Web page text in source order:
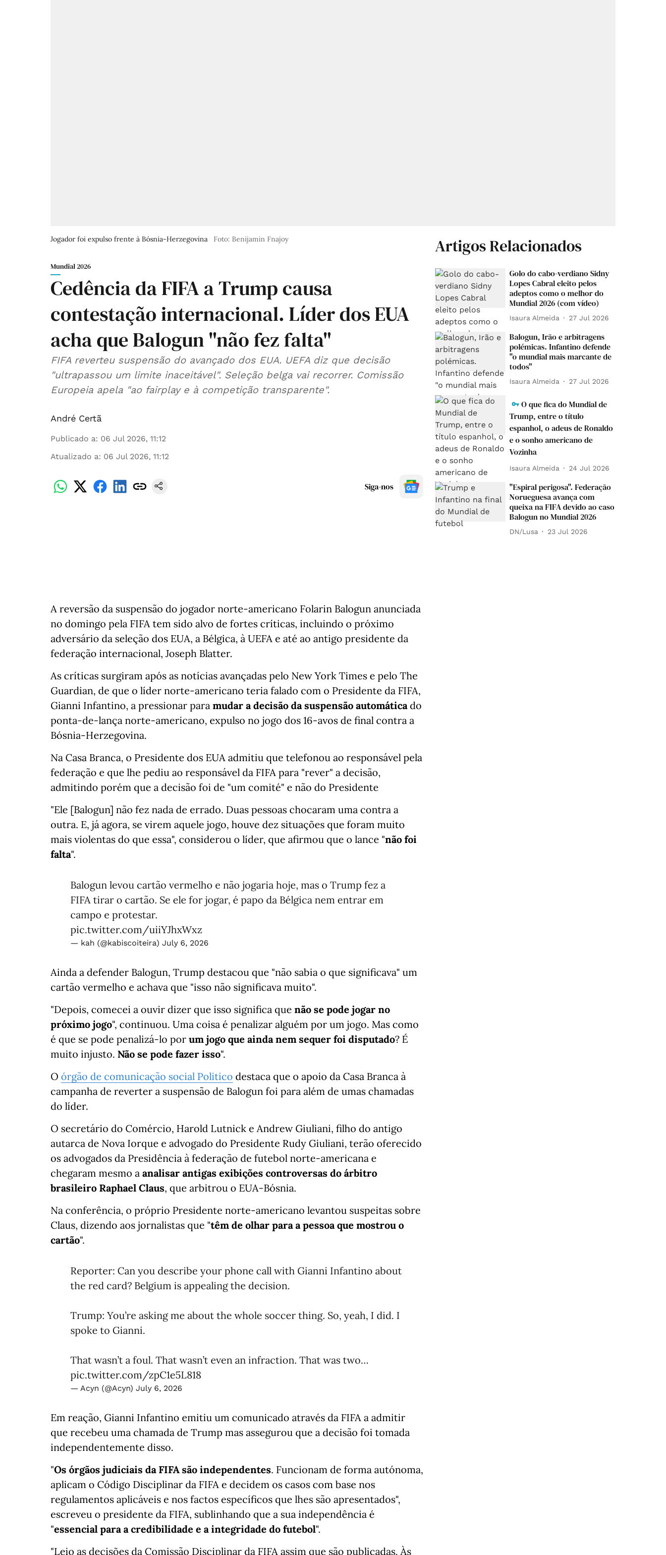
Jogador foi expulso frente à Bósnia-Herzegovina Foto: Benijamin Fnajoy
Mundial 2026
Cedência da FIFA a Trump causa
contestação internacional. Líder dos EUA
acha que Balogun "não fez falta"
FIFA reverteu suspensão do avançado dos EUA. UEFA diz que decisão
"ultrapassou um limite inaceitável". Seleção belga vai recorrer. Comissão
Europeia apela "ao fairplay e à competição transparente".
André Certã
Publicado a: 06 Jul 2026, 11:12
Atualizado a: 06 Jul 2026, 11:12
Siga-nos
A reversão da suspensão do jogador norte-americano Folarin Balogun anunciada
no domingo pela FIFA tem sido alvo de fortes críticas, incluindo o próximo
adversário da seleção dos EUA, a Bélgica, à UEFA e até ao antigo presidente da
federação internacional, Joseph Blatter.
As críticas surgiram após as notícias avançadas pelo New York Times e pelo The
Guardian, de que o líder norte-americano teria falado com o Presidente da FIFA,
Gianni Infantino, a pressionar para mudar a decisão da suspensão automáticado
ponta-de-lança norte-americano, expulso no jogo dos 16-avos de final contra a
Bósnia-Herzegovina.
Na Casa Branca, o Presidente dos EUA admitiu que telefonou ao responsável pela
federação e que lhe pediu ao responsável da FIFA para "rever" a decisão,
admitindo porém que a decisão foi de "um comité" e não do Presidente
"Ele [Balogun] não fez nada de errado. Duas pessoas chocaram uma contra a
outra. E, já agora, se virem aquele jogo, houve dez situações que foram muito
mais violentas do que essa", considerou o líder, que afirmou que o lance "não foi
falta".
Balogun levou cartão vermelho e não jogaria hoje, mas o Trump fez a
FIFA tirar o cartão. Se ele for jogar, é papo da Bélgica nem entrar em
campo e protestar.
pic.twitter.com/uiiYJhxWxz
— kah (@kabiscoiteira) July 6, 2026
Ainda a defender Balogun, Trump destacou que "não sabia o que significava" um
cartão vermelho e achava que "isso não significava muito".
"Depois, comecei a ouvir dizer que isso significa que não se pode jogar no
próximo jogo", continuou. Uma coisa é penalizar alguém por um jogo. Mas como
é que se pode penalizá-lo por um jogo que ainda nem sequer foi disputado? É
muito injusto. Não se pode fazer isso".
O órgão de comunicação social Politico destaca que o apoio da Casa Branca à
campanha de reverter a suspensão de Balogun foi para além de umas chamadas
do líder.
O secretário do Comércio, Harold Lutnick e Andrew Giuliani, filho do antigo
autarca de Nova Iorque e advogado do Presidente Rudy Giuliani, terão oferecido
os advogados da Presidência à federação de futebol norte-americana e
chegaram mesmo a analisar antigas exibições controversas do árbitro
brasileiro Raphael Claus, que arbitrou o EUA-Bósnia.
Na conferência, o próprio Presidente norte-americano levantou suspeitas sobre
Claus, dizendo aos jornalistas que "têm de olhar para a pessoa que mostrou o
cartão".
Reporter: Can you describe your phone call with Gianni Infantino about
the red card? Belgium is appealing the decision.
Trump: You’re asking me about the whole soccer thing. So, yeah, I did. I
spoke to Gianni.
That wasn’t a foul. That wasn’t even an infraction. That was two…
pic.twitter.com/zpC1e5L818
— Acyn (@Acyn) July 6, 2026
Em reação, Gianni Infantino emitiu um comunicado através da FIFA a admitir
que recebeu uma chamada de Trump mas assegurou que a decisão foi tomada
independentemente disso.
"Os órgãos judiciais da FIFA são independentes. Funcionam de forma autónoma,
aplicam o Código Disciplinar da FIFA e decidem os casos com base nos
regulamentos aplicáveis e nos factos específicos que lhes são apresentados",
escreveu o presidente da FIFA, sublinhando que a sua independência é
"essencial para a credibilidade e a integridade do futebol".
"Leio as decisões da Comissão Disciplinar da FIFA assim que são publicadas. Às
Artigos Relacionados
Golo do cabo-verdiano Sidny
Lopes Cabral eleito pelos
adeptos como o melhor do
Mundial 2026 (com vídeo)
Isaura Almeida 27 Jul 2026
Balogun, Irão e arbitragens
polémicas. Infantino defende
"o mundial mais marcante de
todos"
Isaura Almeida 27 Jul 2026
O que fica do Mundial de
Trump, entre o título
espanhol, o adeus de Ronaldo
e o sonho americano de
Vozinha
Isaura Almeida 24 Jul 2026
"Espiral perigosa". Federação
Norueguesa avança com
queixa na FIFA devido ao caso
Balogun no Mundial 2026
DN/Lusa 23 Jul 2026